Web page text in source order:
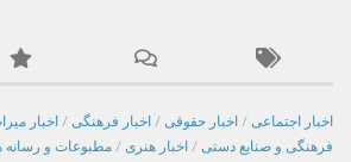
اخبار اجتماعی / اخبار حقوقی / اخبار فرهنگی / اخبار
فرهنگی و صنایع دستی / اخبار هنری / مطبوعات و رسانه